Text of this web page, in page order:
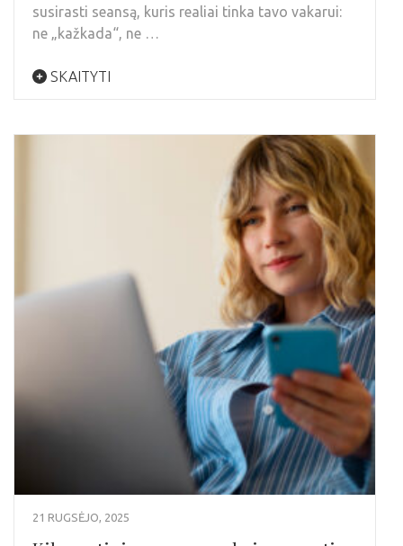
susirasti seansą, kuris realiai tinka tavo vakarui:
ne „kažkada“, ne …
SKAITYTI
21 RUGSĖJO, 2025